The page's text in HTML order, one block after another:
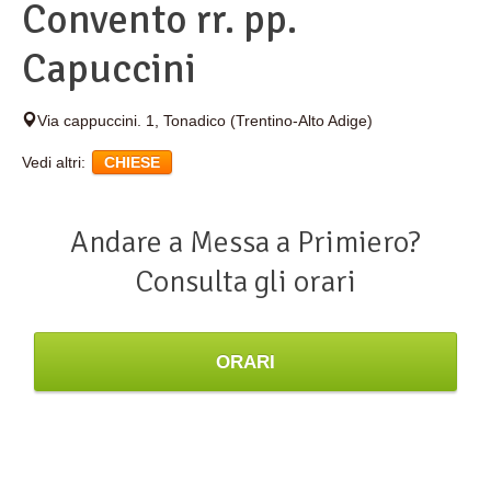
Convento rr. pp.
Capuccini
Via cappuccini. 1, Tonadico (Trentino-Alto Adige)
Vedi altri: CHIESE
Andare a Messa a Primiero?
Consulta gli orari
ORARI